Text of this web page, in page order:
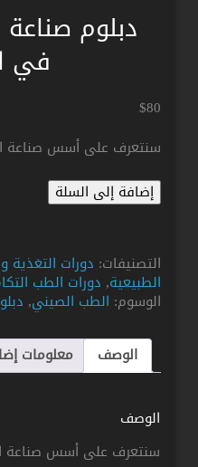
دبلوم
في
$80
سنتعرف على أسس صناعة
كمية
دبلوم
الطبيعي
في
المنزل
إضافة إلى السلة
التصنيفات: دورات التغذية
الطبيعية, دورات الطب
الوسوم: الطب الصيني,
الوصف معلومات
الوصف
سنتعرف على أسس صناعة